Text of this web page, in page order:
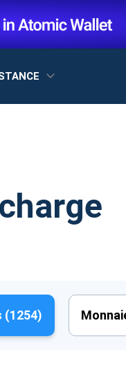
(1254)